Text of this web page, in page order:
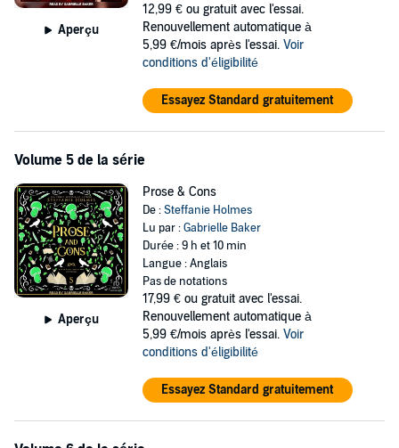
Aperçu
12,99 € ou gratuit avec l'essai.
Renouvellement automatique à
5,99 €/mois après l'essai. Voir
conditions d'éligibilité
Essayez Standard gratuitement
Volume 5 de la série
Aperçu
Prose & Cons
De :Steffanie Holmes
Lu par :Gabrielle Baker
Durée : 9 h et 10 min
Langue : Anglais
Pas de notations
17,99 € ou gratuit avec l'essai.
Renouvellement automatique à
5,99 €/mois après l'essai. Voir
conditions d'éligibilité
Essayez Standard gratuitement